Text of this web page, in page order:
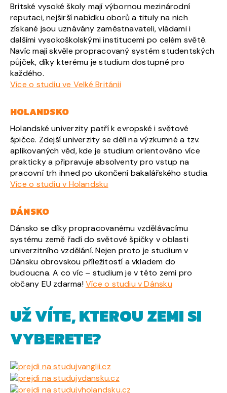
Britské vysoké školy mají výbornou mezinárodní
reputaci, nejširší nabídku oborů a tituly na nich
získané jsou uznávány zaměstnavateli, vládami i
dalšími vysokoškolskými institucemi po celém světě.
Navíc mají skvěle propracovaný systém studentských
půjček, díky kterému je studium dostupné pro
každého.
Více o studiu ve Velké Británii
HOLANDSKO
Holandské univerzity patří k evropské i světové
špičce. Zdejší univerzity se dělí na výzkumné a tzv.
aplikovaných věd, kde je studium orientováno více
prakticky a připravuje absolventy pro vstup na
pracovní trh ihned po ukončení bakalářského studia.
Více o studiu v Holandsku
DÁNSKO
Dánsko se díky propracovanému vzdělávacímu
systému země řadí do světové špičky v oblasti
univerzitního vzdělání. Nejen proto je studium v
Dánsku obrovskou příležitostí a vkladem do
budoucna. A co víc – studium je v této zemi pro
občany EU zdarma!Více o studiu v Dánsku
UŽ VÍTE, KTEROU ZEMI SI
VYBERETE?